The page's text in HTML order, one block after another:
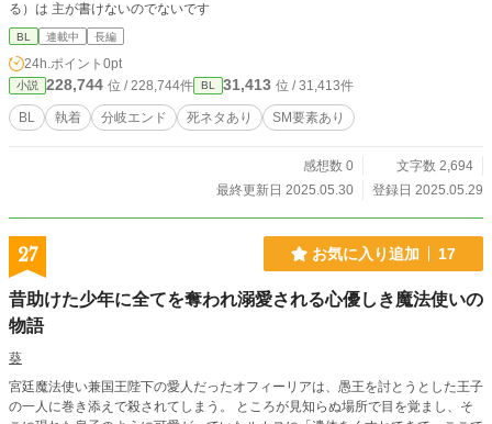
る）は 主が書けないのでないです
BL 連載中 長編
24h.ポイント 0pt
小説 228,744 位 / 228,744件 BL 31,413 位 / 31,413件
BL 執着 分岐エンド 死ネタあり SM要素あり
感想数 0
文字数 2,694
最終更新日 2025.05.30
登録日 2025.05.29
27 お気に入り追加 17
昔助けた少年に全てを奪われ溺愛される心優しき魔法使いの
物語
葵
宮廷魔法使い兼国王陛下の愛人だったオフィーリアは、愚王を討とうとした王子
の一人に巻き添えで殺されてしまう。 ところが見知らぬ場所で目を覚まし、そ